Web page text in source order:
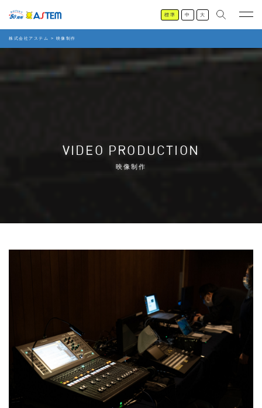
標準 中 大
株式会社アステム > 映像制作
VIDEO PRODUCTION
映像制作